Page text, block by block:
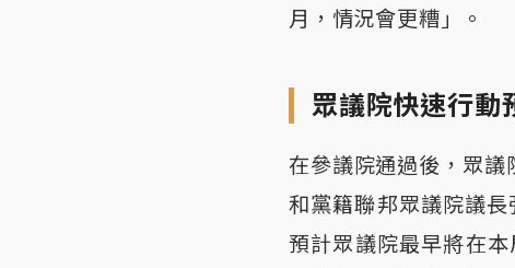
月，情況會更糟」。
眾議院快速行動
在參議院通過後，眾
和黨籍聯邦眾議院議
預計眾議院最早將在